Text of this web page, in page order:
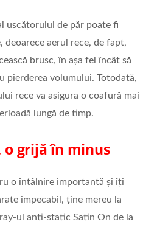
uscătorului de păr poate fi
aerul rece, de fapt,
brusc, în așa fel încât să
pierderea volumului. Totodată,
rece va asigura o coafură mai
lungă de timp.
o grijă în minus
o întâlnire importantă și îți
impecabil, ține mereu la
ul anti-static Satin On de la